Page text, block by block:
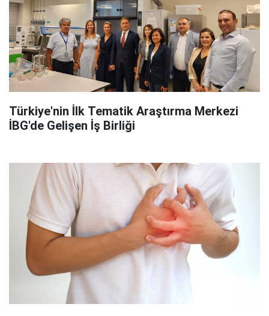
Türkiye'nin İlk Tematik Araştırma Merkezi
İBG'de Gelişen İş Birliği